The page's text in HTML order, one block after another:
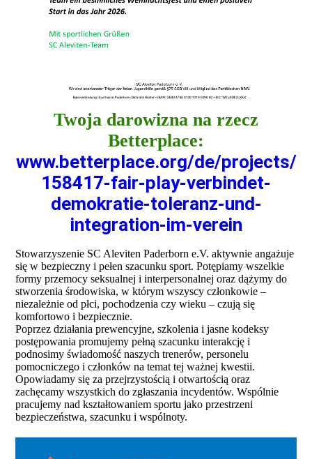
Twoja darowizna na rzecz
Betterplace:
www.betterplace.org/de/projects/
158417-fair-play-verbindet-
demokratie-toleranz-und-
integration-im-verein
Stowarzyszenie SC Aleviten Paderborn e.V. aktywnie angażuje
się w bezpieczny i pełen szacunku sport. Potępiamy wszelkie
formy przemocy seksualnej i interpersonalnej oraz dążymy do
stworzenia środowiska, w którym wszyscy członkowie –
niezależnie od płci, pochodzenia czy wieku – czują się
komfortowo i bezpiecznie.
Poprzez działania prewencyjne, szkolenia i jasne kodeksy
postępowania promujemy pełną szacunku interakcję i
podnosimy świadomość naszych trenerów, personelu
pomocniczego i członków na temat tej ważnej kwestii.
Opowiadamy się za przejrzystością i otwartością oraz
zachęcamy wszystkich do zgłaszania incydentów. Wspólnie
pracujemy nad kształtowaniem sportu jako przestrzeni
bezpieczeństwa, szacunku i wspólnoty.